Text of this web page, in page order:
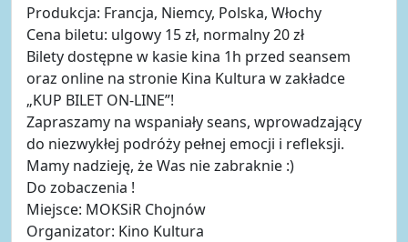
Produkcja: Francja, Niemcy, Polska, Włochy
Cena biletu: ulgowy 15 zł, normalny 20 zł
Bilety dostępne w kasie kina 1h przed seansem
oraz online na stronie Kina Kultura w zakładce
„KUP BILET ON-LINE”!
Zapraszamy na wspaniały seans, wprowadzający
do niezwykłej podróży pełnej emocji i refleksji.
Mamy nadzieję, że Was nie zabraknie :)
Do zobaczenia !
Miejsce: MOKSiR Chojnów
Organizator: Kino Kultura